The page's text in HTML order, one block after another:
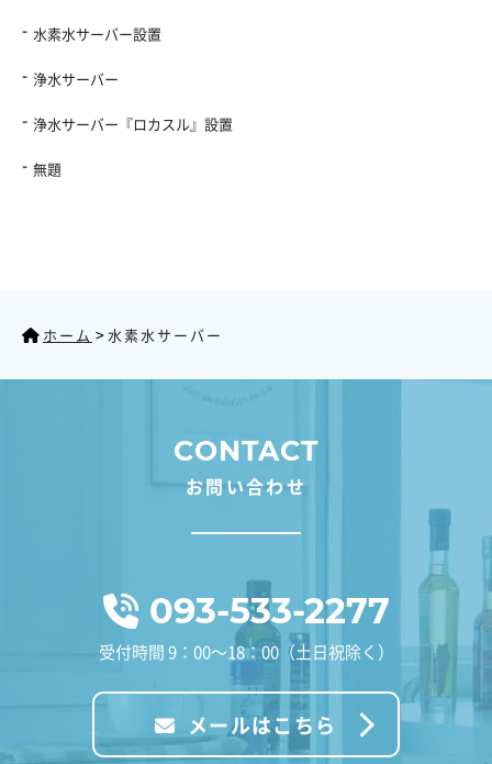
水素水サーバー設置
浄水サーバー
浄水サーバー『ロカスル』設置
無題
ホーム >水素水サーバー
CONTACT
お問い合わせ
093-533-2277
受付時間 9：00～18：00（土日祝除く）
メールはこちら